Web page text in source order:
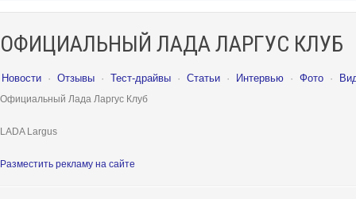
ОФИЦИАЛЬНЫЙ ЛАДА ЛАРГУС КЛУБ
Новости · Отзывы · Тест-драйвы · Статьи · Интервью · Фото ·
Официальный Лада Ларгус Клуб
LADA Largus
Разместить рекламу на сайте